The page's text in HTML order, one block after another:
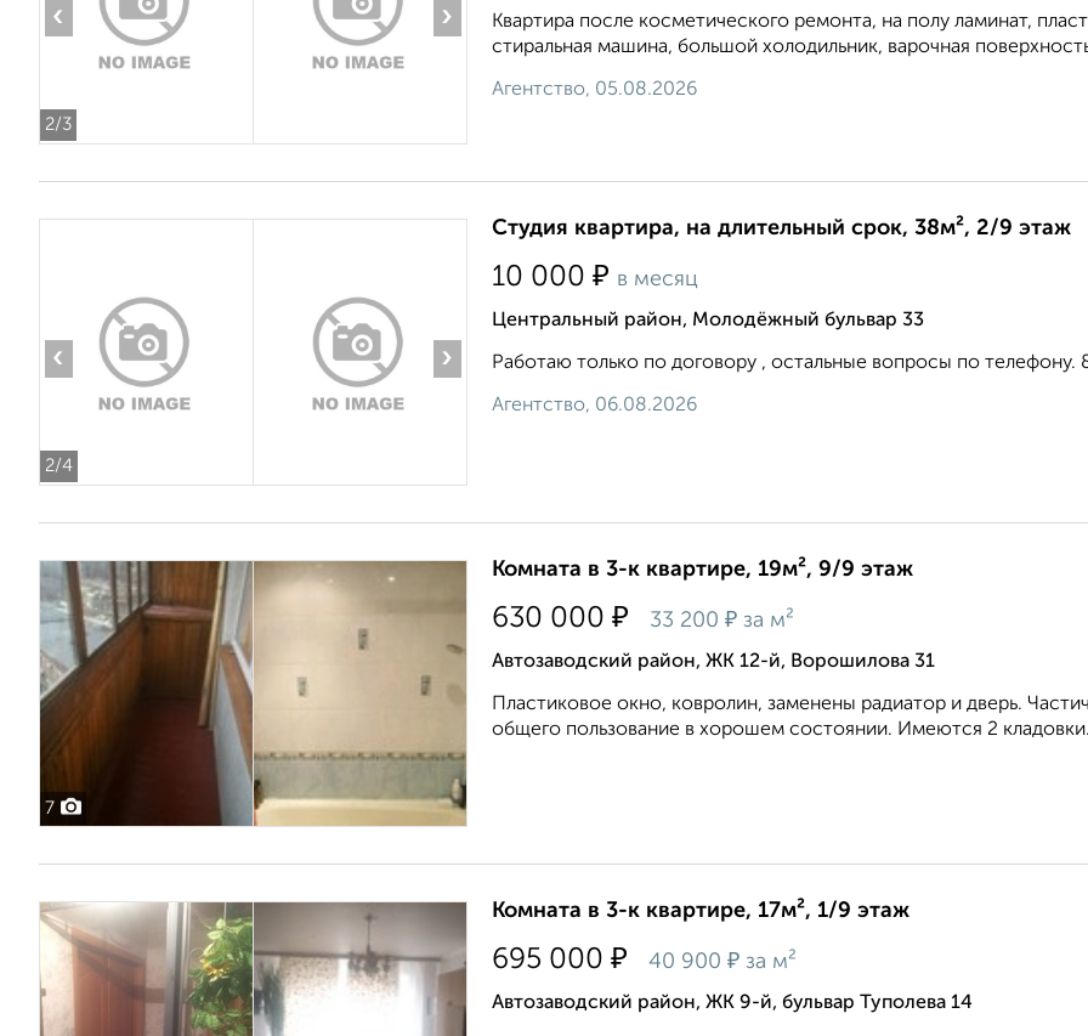
2/3
‹ ›
Квартира после косметического ремонта, на полу ламинат,
стиральная машина, большой холодильник, варочная
Агентство, 05.08.2026
2/4
‹ ›
Студия квартира, на длительный срок, 38м², 2/9 этаж
10 000 ₽ в месяц
Центральный район, Молодёжный бульвар 33
Работаю только по договору , остальные вопросы по телефону.
Агентство, 06.08.2026
7
Комната в 3-к квартире, 19м², 9/9 этаж
630 000 ₽ 33 200 ₽ за м²
Автозаводский район, ЖК 12-й, Ворошилова 31
Пластиковое окно, ковролин, заменены радиатор и дверь.
общего пользование в хорошем состоянии. Имеются 2
Комната в 3-к квартире, 17м², 1/9 этаж
695 000 ₽ 40 900 ₽ за м²
Автозаводский район, ЖК 9-й, бульвар Туполева 14